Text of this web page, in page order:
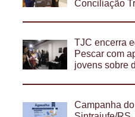
Conciliação
TJC encerra
Pescar com
jovens sobre
Campanha